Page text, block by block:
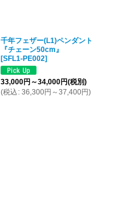
千年フェザー(L1)ペンダント
『チェーン50cm』
[SFL1-PE002]
33,000円 ～34,000円(税別)
(税込 : 36,300円 ～37,400円)